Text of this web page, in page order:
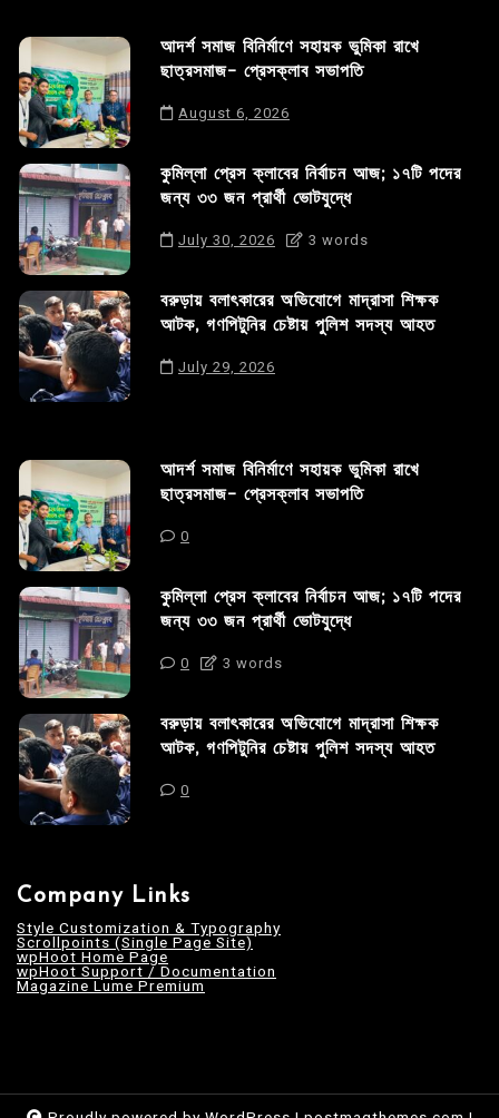
আদর্শ সমাজ বিনির্মাণে সহায়ক ভুমিকা রাখে
ছাত্রসমাজ- প্রেসক্লাব সভাপতি
August 6, 2026
কুমিল্লা প্রেস ক্লাবের নির্বাচন আজ; ১৭টি পদের
জন্য ৩৩ জন প্রার্থী ভোটযুদ্ধে
July 30, 2026 3 words
বরুড়ায় বলাৎকারের অভিযোগে মাদ্রাসা শিক্ষক
আটক, গণপিটুনির চেষ্টায় পুলিশ সদস্য আহত
July 29, 2026
আদর্শ সমাজ বিনির্মাণে সহায়ক ভুমিকা রাখে
ছাত্রসমাজ- প্রেসক্লাব সভাপতি
0
কুমিল্লা প্রেস ক্লাবের নির্বাচন আজ; ১৭টি পদের
জন্য ৩৩ জন প্রার্থী ভোটযুদ্ধে
0 3 words
বরুড়ায় বলাৎকারের অভিযোগে মাদ্রাসা শিক্ষক
আটক, গণপিটুনির চেষ্টায় পুলিশ সদস্য আহত
0
Company Links
Style Customization & Typography
Scrollpoints (Single Page Site)
wpHoot Home Page
wpHoot Support / Documentation
Magazine Lume Premium